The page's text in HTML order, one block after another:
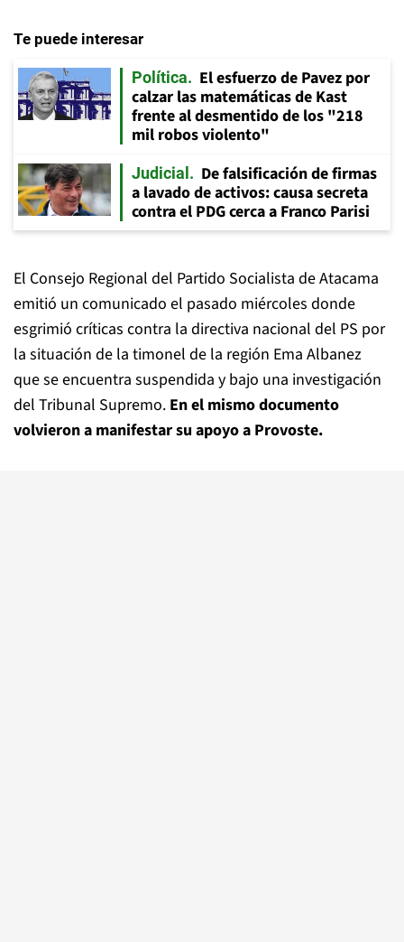
Te puede interesar
Política
El esfuerzo de Pavez por
calzar las matemáticas de Kast
frente al desmentido de los "218
mil robos violento"
Judicial
De falsificación de firmas
a lavado de activos: causa secreta
contra el PDG cerca a Franco Parisi
El Consejo Regional del Partido Socialista de Atacama
emitió un comunicado el pasado miércoles donde
esgrimió críticas contra la directiva nacional del PS por
la situación de la timonel de la región Ema Albanez
que se encuentra suspendida y bajo una investigación
del Tribunal Supremo. En el mismo documento
volvieron a manifestar su apoyo a Provoste.